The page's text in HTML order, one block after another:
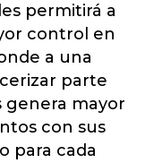
permitirá a
control en
a una
parte
genera mayor
con sus
para cada